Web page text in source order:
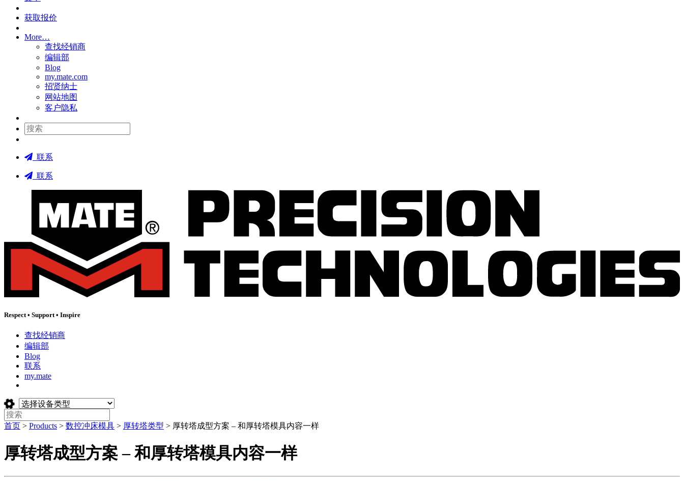
获取报价
More…
查找经销商
编辑部
Blog
my.mate.com
招贤纳士
网站地图
客户隐私
搜
索
联系
联系
Respect • Support • Inspire
查找经销商
编辑部
Blog
联系
my.mate
选
择
设
类
型
搜
索
首页 > Products > 数控冲床模具 > 厚转塔类型 > 厚转塔成型方案 – 和厚转塔模具内容一样
厚转塔成型方案 – 和厚转塔模具内容一样